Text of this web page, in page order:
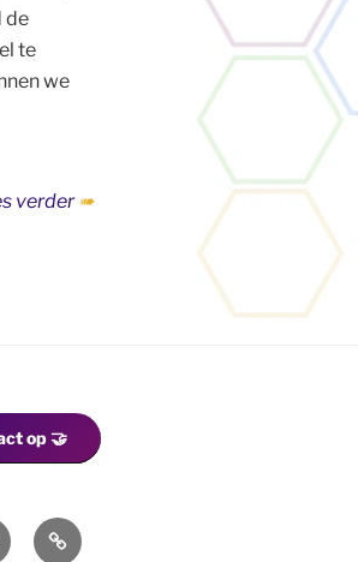
de
te
we
verder“Werk
op 🤝
Contact